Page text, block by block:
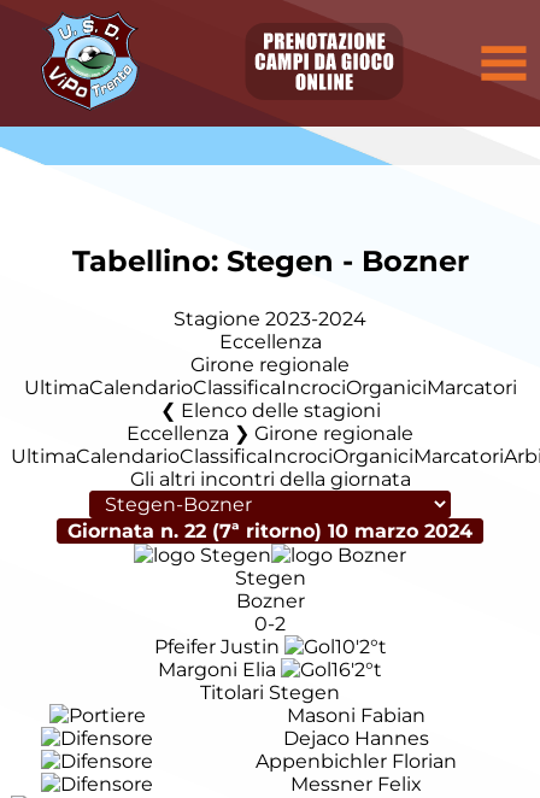
Tabellino: Stegen - Bozner
Stagione 2023-2024
Eccellenza
Girone regionale
UltimaCalendarioClassificaIncrociOrganiciMarcatori
Elenco delle stagioni
Eccellenza ❯ Girone regionale
UltimaCalendarioClassificaIncrociOrganiciMarcatori
Gli altri incontri della giornata
Giornata n. 22 (7ª ritorno) 10 marzo 2024
Stegen
Bozner
0-2
Pfeifer Justin
10'2°t
Margoni Elia
16'2°t
Titolari Stegen
Masoni Fabian
Dejaco Hannes
Appenbichler Florian
Messner Felix